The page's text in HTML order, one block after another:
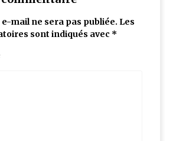
mail ne sera pas publiée. Les
sont indiqués avec *